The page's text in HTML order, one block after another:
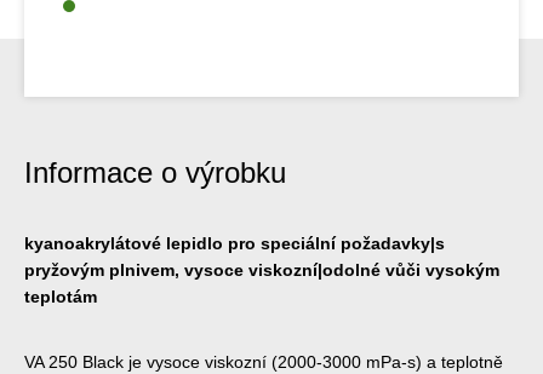
Informace o výrobku
kyanoakrylátové lepidlo pro speciální požadavky|s
pryžovým plnivem, vysoce viskozní|odolné vůči vysokým
teplotám
VA 250 Black je vysoce viskozní (2000-3000 mPa-s) a teplotně